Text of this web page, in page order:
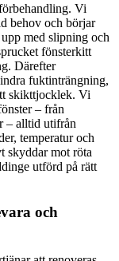
Vi
behov och börjar
med slipning och
fönsterkitt
Därefter
fuktinträngning,
skikttjocklek. Vi
– från
– alltid utifrån
temperatur och
skyddar mot röta
utförd på rätt
och